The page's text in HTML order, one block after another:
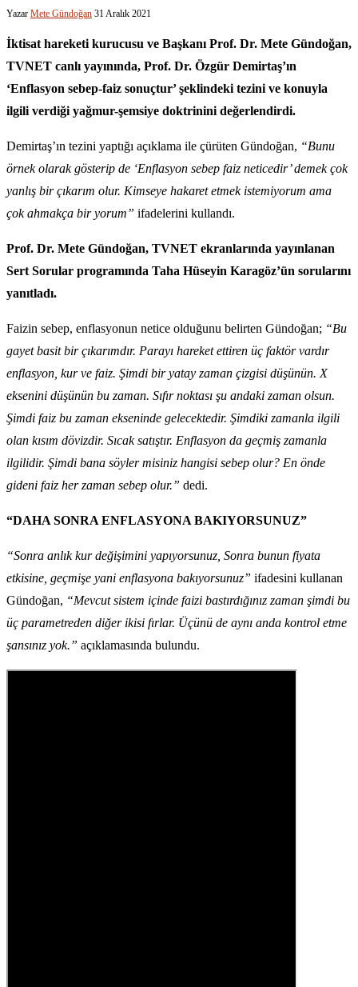
Yazar Mete Gündoğan 31 Aralık 2021
İktisat hareketi kurucusu ve Başkanı Prof. Dr. Mete Gündoğan,
TVNET canlı yayınında, Prof. Dr. Özgür Demirtaş’ın
‘Enflasyon sebep-faiz sonuçtur’ şeklindeki tezini ve konuyla
ilgili verdiği yağmur-şemsiye doktrinini değerlendirdi.
Demirtaş’ın tezini yaptığı açıklama ile çürüten Gündoğan, “Bunu
örnek olarak gösterip de ‘Enflasyon sebep faiz neticedir’ demek çok
yanlış bir çıkarım olur. Kimseye hakaret etmek istemiyorum ama
çok ahmakça bir yorum” ifadelerini kullandı.
Prof. Dr. Mete Gündoğan, TVNET ekranlarında yayınlanan
Sert Sorular programında Taha Hüseyin Karagöz’ün sorularını
yanıtladı.
Faizin sebep, enflasyonun netice olduğunu belirten Gündoğan; “Bu
gayet basit bir çıkarımdır. Parayı hareket ettiren üç faktör vardır
enflasyon, kur ve faiz. Şimdi bir yatay zaman çizgisi düşünün. X
eksenini düşünün bu zaman. Sıfır noktası şu andaki zaman olsun.
Şimdi faiz bu zaman ekseninde gelecektedir. Şimdiki zamanla ilgili
olan kısım dövizdir. Sıcak satıştır. Enflasyon da geçmiş zamanla
ilgilidir. Şimdi bana söyler misiniz hangisi sebep olur? En önde
gideni faiz her zaman sebep olur.” dedi.
“DAHA SONRA ENFLASYONA BAKIYORSUNUZ”
“Sonra anlık kur değişimini yapıyorsunuz, Sonra bunun fiyata
etkisine, geçmişe yani enflasyona bakıyorsunuz” ifadesini kullanan
Gündoğan, “Mevcut sistem içinde faizi bastırdığınız zaman şimdi bu
üç parametreden diğer ikisi fırlar. Üçünü de aynı anda kontrol etme
şansınız yok.” açıklamasında bulundu.